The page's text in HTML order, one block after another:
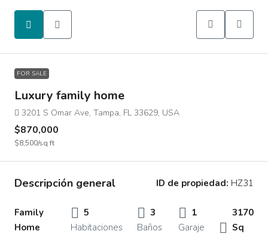
FOR SALE
Luxury family home
3201 S Omar Ave, Tampa, FL 33629, USA
$870,000
$8,500/sq ft
Descripción general ID de propiedad: HZ31
Family
Home
5
Habitaciones
3
Baños
1
Garaje
3170
Sq